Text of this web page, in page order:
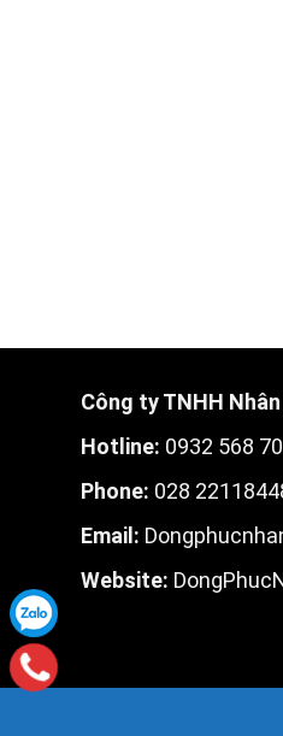
Công ty TNHH
Hotline: 0932 568
Phone: 028
Email:
Website: